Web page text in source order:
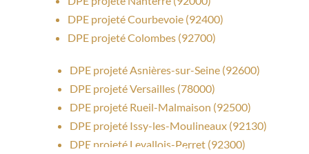
DPE projeté Courbevoie (92400)
DPE projeté Colombes (92700)
DPE projeté Asnières-sur-Seine (92600)
DPE projeté Versailles (78000)
DPE projeté Rueil-Malmaison (92500)
DPE projeté Issy-les-Moulineaux (92130)
DPE projeté Levallois-Perret (92300)